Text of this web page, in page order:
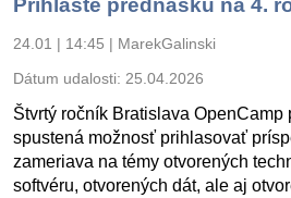
Prihláste prednášku na 4.
24.01 | 14:45 | MarekGalinski
Dátum udalosti: 25.04.2026
Štvrtý ročník Bratislava OpenCamp
spustená možnosť prihlasovať
zameriava na témy otvorených
softvéru, otvorených dát, ale aj